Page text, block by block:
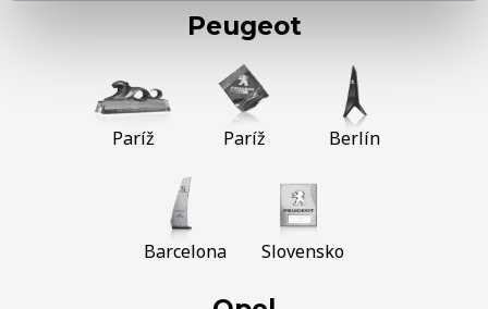
Peugeot
Paríž Paríž Berlín
Barcelona Slovensko